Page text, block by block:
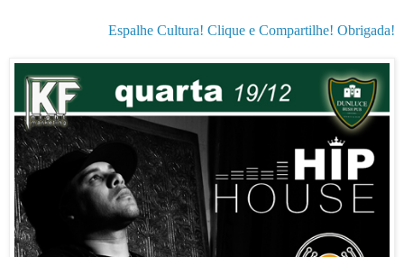
Espalhe Cultura! Clique e Compartilhe! Obrigada!